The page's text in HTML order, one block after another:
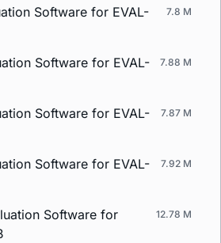
Software for EVAL-
7.8 M
Software for EVAL-
7.88 M
Software for EVAL-
7.87 M
Software for EVAL-
7.92 M
Software for
12.78 M